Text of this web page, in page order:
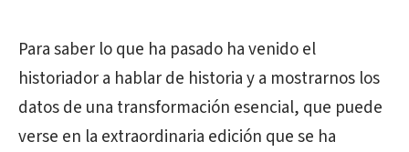
Para saber lo que ha pasado ha venido el
historiador a hablar de historia y a mostrarnos los
datos de una transformación esencial, que puede
verse en la extraordinaria edición que se ha